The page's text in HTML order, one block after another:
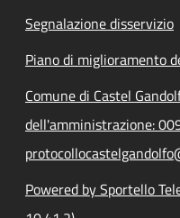
Segnalazione disservizio
Piano di miglioramento
Comune di Castel
dell'amministrazione:
Powered by Sportello